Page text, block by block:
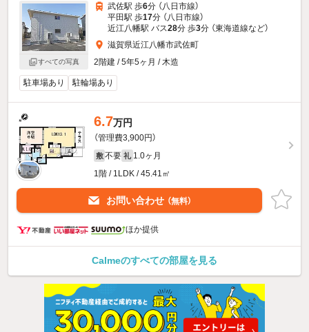
すべての写真
武佐駅 歩6分 （八日市線）
平田駅 歩17分 （八日市線）
近江八幡駅 バス28分 歩3分 （東海道線など）
滋賀県近江八幡市武佐町
2階建 / 5年5ヶ月 / 木造
駐車場あり 駐輪場あり
6.7万円
（管理費3,900円）
敷 不要 礼 1.0ヶ月
1階 / 1LDK / 45.41㎡
お問い合わせ （無料）
ほか提供
Calmeのすべての部屋を見る